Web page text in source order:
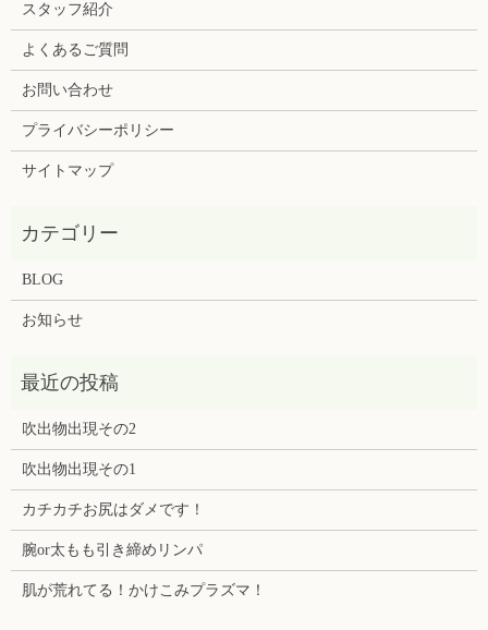
スタッフ紹介
よくあるご質問
お問い合わせ
プライバシーポリシー
サイトマップ
BLOG
お知らせ
吹出物出現その2
吹出物出現その1
カチカチお尻はダメです！
腕or太もも引き締めリンパ
肌が荒れてる！かけこみプラズマ！